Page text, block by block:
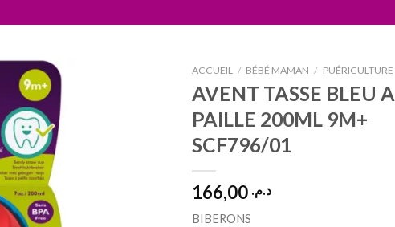
ACCUEIL / BÉBÉ MAMAN / PUÉRICULTURE
AVENT TASSE BLEU A
PAILLE 200ML 9M+
SCF796/01
د.م.
BIBERONS